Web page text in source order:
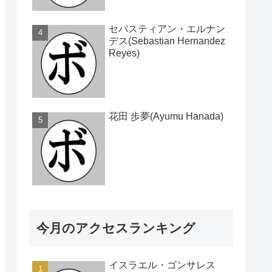
セバスティアン・エルナン
デス(Sebastian Hernandez
Reyes)
花田 歩夢(Ayumu Hanada)
今月のアクセスランキング
イスラエル・ゴンサレス